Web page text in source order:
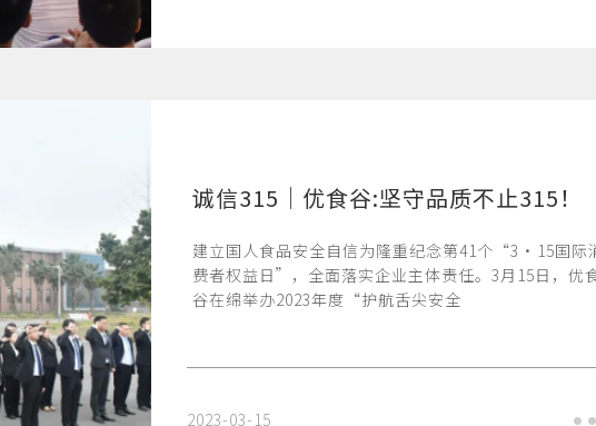
诚信315｜优食谷:坚守品质不止315！
建立国人食品安全自信为隆重纪念第41个“3·15国际
费者权益日”，全面落实企业主体责任。3月15日，优
谷在绵举办2023年度“护航舌尖安全
2023-03-15